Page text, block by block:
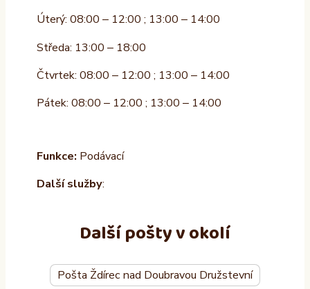
Úterý: 08:00 – 12:00 ; 13:00 – 14:00
Středa: 13:00 – 18:00
Čtvrtek: 08:00 – 12:00 ; 13:00 – 14:00
Pátek: 08:00 – 12:00 ; 13:00 – 14:00
Funkce: Podávací
Další služby:
Další pošty v okolí
Pošta Ždírec nad Doubravou Družstevní